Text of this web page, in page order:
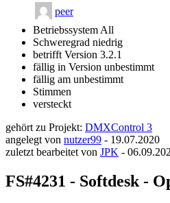
peer
Betriebssystem All
Schweregrad niedrig
betrifft Version 3.2.1
fällig in Version unbestimmt
fällig am unbestimmt
Stimmen
versteckt
gehört zu Projekt: DMXControl 3
angelegt von nutzer99 - 19.07.2020
zuletzt bearbeitet von JPK -
FS#4231 - Softdesk -